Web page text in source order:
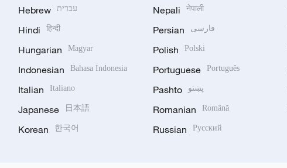
Hebrew עברית
Hindi हिन्दी
Hungarian Magyar
Indonesian Bahasa Indonesia
Italian Italiano
Japanese 日本語
Korean 한국어
Nepali नेपाली
Persian فارسی
Polish Polski
Portuguese Português
Pashto پښتو
Romanian Română
Russian Русский